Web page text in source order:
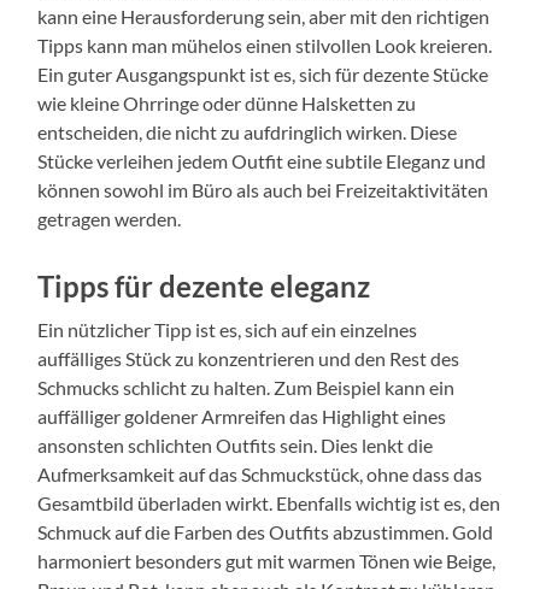
kann eine Herausforderung sein, aber mit den richtigen
Tipps kann man mühelos einen stilvollen Look kreieren.
Ein guter Ausgangspunkt ist es, sich für dezente Stücke
wie kleine Ohrringe oder dünne Halsketten zu
entscheiden, die nicht zu aufdringlich wirken. Diese
Stücke verleihen jedem Outfit eine subtile Eleganz und
können sowohl im Büro als auch bei Freizeitaktivitäten
getragen werden.
Tipps für dezente eleganz
Ein nützlicher Tipp ist es, sich auf ein einzelnes
auffälliges Stück zu konzentrieren und den Rest des
Schmucks schlicht zu halten. Zum Beispiel kann ein
auffälliger goldener Armreifen das Highlight eines
ansonsten schlichten Outfits sein. Dies lenkt die
Aufmerksamkeit auf das Schmuckstück, ohne dass das
Gesamtbild überladen wirkt. Ebenfalls wichtig ist es, den
Schmuck auf die Farben des Outfits abzustimmen. Gold
harmoniert besonders gut mit warmen Tönen wie Beige,